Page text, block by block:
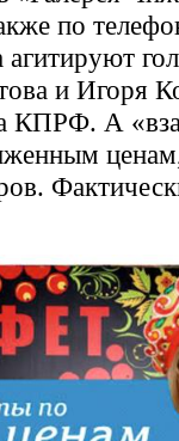
по
и Игоря
КПРФ. А